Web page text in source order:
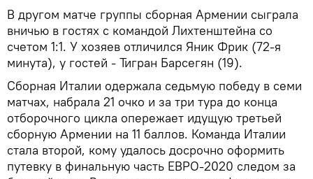
В другом матче группы сборная Армении сыграла
вничью в гостях с командой Лихтенштейна со
счетом 1:1. У хозяев отличился Яник Фрик (72-я
минута), у гостей - Тигран Барсегян (19).
Сборная Италии одержала седьмую победу в семи
матчах, набрала 21 очко и за три тура до конца
отборочного цикла опережает идущую третьей
сборную Армении на 11 баллов. Команда Италии
стала второй, кому удалось досрочно оформить
путевку в финальную часть ЕВРО-2020 следом за